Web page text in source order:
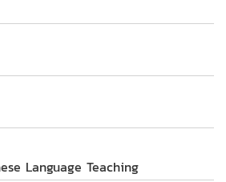
Language Teaching